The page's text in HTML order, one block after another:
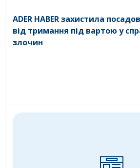
ADER HABER захистила
від тримання під вартою у
злочин